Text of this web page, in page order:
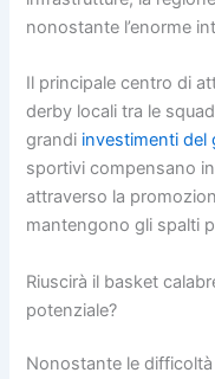
nonostante l’enorme
Il principale centro di
derby locali tra le
grandi investimenti del
sportivi compensano
attraverso la
mantengono gli spalti
Riuscirà il basket
potenziale?
Nonostante le